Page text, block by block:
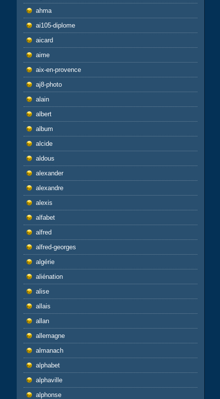
ahma
ai105-diplome
aicard
aime
aix-en-provence
aj8-photo
alain
albert
album
alcide
aldous
alexander
alexandre
alexis
alfabet
alfred
alfred-georges
algérie
aliénation
alise
allais
allan
allemagne
almanach
alphabet
alphaville
alphonse